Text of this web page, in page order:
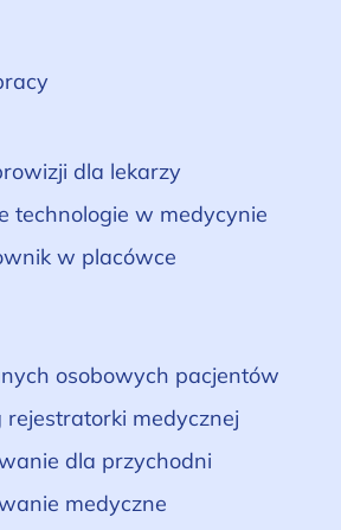
dla lekarzy
technologie w medycynie
w placówce
osobowych pacjentów
rejestratorki medycznej
dla przychodni
medyczne